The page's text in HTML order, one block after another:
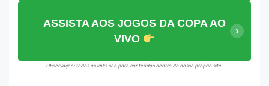
ASSISTA AOS JOGOS DA COPA AO
VIVO
Observação: todos os links são para conteúdos dentro do nosso próprio site.